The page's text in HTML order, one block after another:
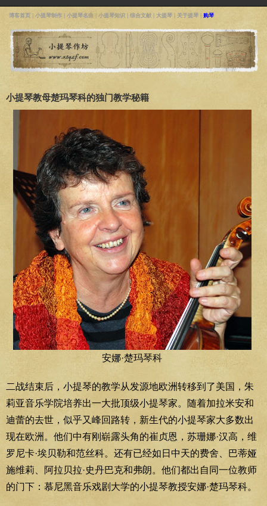
博客首页 小提琴制作 小提琴名曲 小提琴知识 综合文献 大提琴 关于提琴 购琴
小提琴教母楚玛琴科的独门教学秘籍
安娜·楚玛琴科
二战结束后，小提琴的教学从发源地欧洲转移到了美国，朱
莉亚音乐学院培养出一大批顶级小提琴家。随着加拉米安和
迪蕾的去世，似乎又峰回路转，新生代的小提琴家大多数出
现在欧洲。他们中有刚崭露头角的崔贞恩，苏珊娜·汉高，维
罗尼卡·埃贝勒和范丝科。还有已经如日中天的费舍、巴蒂娅
施维莉、阿拉贝拉·史丹巴克和弗朗。他们都出自同一位教师
的门下：慕尼黑音乐戏剧大学的小提琴教授安娜·楚玛琴科。